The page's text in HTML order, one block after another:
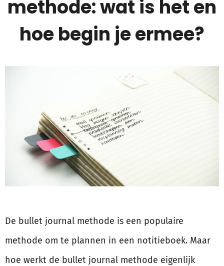
methode: wat is het en
hoe begin je ermee?
De bullet journal methode is een populaire
methode om te plannen in een notitieboek. Maar
hoe werkt de bullet journal methode eigenlijk